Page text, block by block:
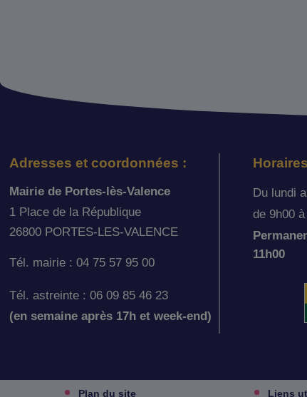
Adresses et coordonnées :
Mairie de Portes-lès-Valence
1 Place de la République
26800 PORTES-LES-VALENCE
Tél. mairie : 04 75 57 95 00
Tél. astreinte : 06 09 85 46 23
(en semaine après 17h et week-end)
Du lundi
de 9h00
11h00
Plan du site Liens